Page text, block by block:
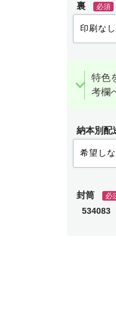
裏 必須
特色
考欄
納本別配
封筒 必
534083